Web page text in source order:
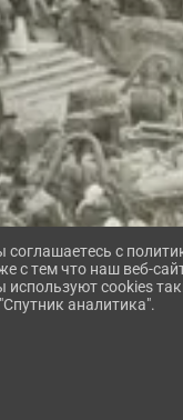
с
с тем что наш веб-
используют cookies
аналитика".